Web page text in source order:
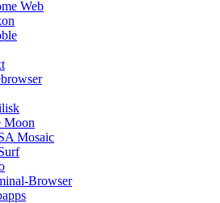
Web
Moon
Mosaic
Browser